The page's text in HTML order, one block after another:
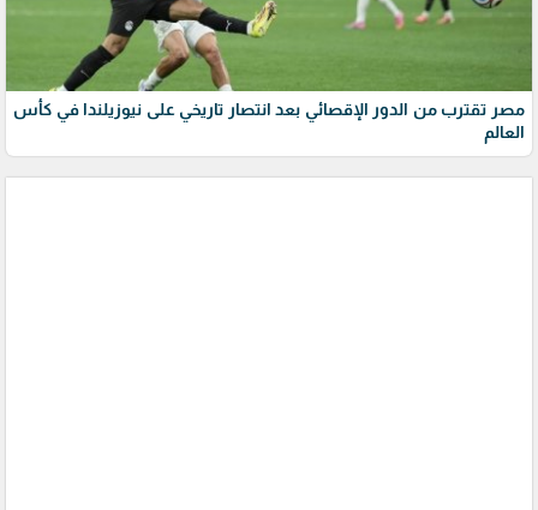
مصر تقترب من الدور الإقصائي بعد انتصار تاريخي على نيوزيلندا في كأس
العالم